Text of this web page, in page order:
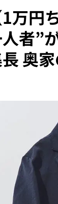
1万
者”
奥